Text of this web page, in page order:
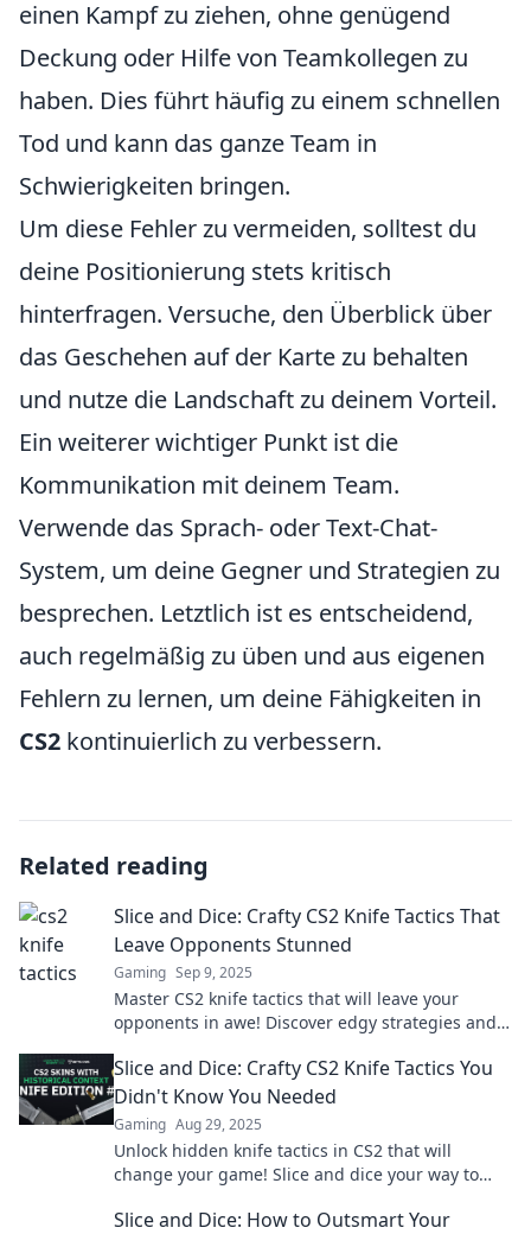
einen Kampf zu ziehen, ohne genügend
Deckung oder Hilfe von Teamkollegen zu
haben. Dies führt häufig zu einem schnellen
Tod und kann das ganze Team in
Schwierigkeiten bringen.
Um diese Fehler zu vermeiden, solltest du
deine Positionierung stets kritisch
hinterfragen. Versuche, den Überblick über
das Geschehen auf der Karte zu behalten
und nutze die Landschaft zu deinem Vorteil.
Ein weiterer wichtiger Punkt ist die
Kommunikation mit deinem Team.
Verwende das Sprach- oder Text-Chat-
System, um deine Gegner und Strategien zu
besprechen. Letztlich ist es entscheidend,
auch regelmäßig zu üben und aus eigenen
Fehlern zu lernen, um deine Fähigkeiten in
CS2 kontinuierlich zu verbessern.
Related reading
Slice and Dice: Crafty CS2 Knife Tactics That
Leave Opponents Stunned
Gaming Sep 9, 2025
Master CS2 knife tactics that will leave your
opponents in awe! Discover edgy strategies and
Slice and Dice: Crafty CS2 Knife Tactics You
Didn't Know You Needed
Gaming Aug 29, 2025
Unlock hidden knife tactics in CS2 that will
change your game! Slice and dice your way to
Slice and Dice: How to Outsmart Your